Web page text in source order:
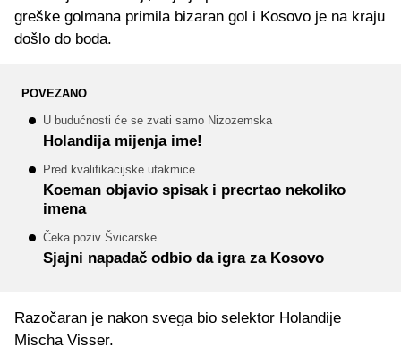
greške golmana primila bizaran gol i Kosovo je na kraju
došlo do boda.
POVEZANO
U budućnosti će se zvati samo Nizozemska
Holandija mijenja ime!
Pred kvalifikacijske utakmice
Koeman objavio spisak i precrtao nekoliko
imena
Čeka poziv Švicarske
Sjajni napadač odbio da igra za Kosovo
Razočaran je nakon svega bio selektor Holandije
Mischa Visser.